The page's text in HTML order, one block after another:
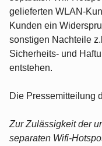
gelieferten WLAN-
Kunden ein
sonstigen Nachteile
Sicherheits- und
entstehen.
Die Pressemitteilung
Zur Zulässigkeit der
separaten Wifi-